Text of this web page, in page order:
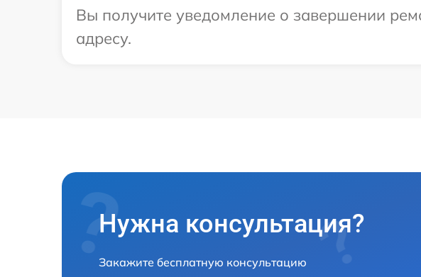
Вы получите уведомление о завершении
адресу.
Нужна консультация?
Закажите бесплатную консультацию